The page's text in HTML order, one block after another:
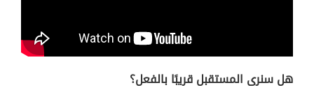
هل سنرى المستقبل قريبًا بالفعل؟